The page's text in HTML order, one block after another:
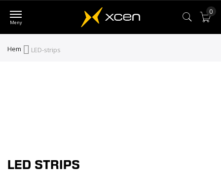
0
Hem LED-strips
LED STRIPS